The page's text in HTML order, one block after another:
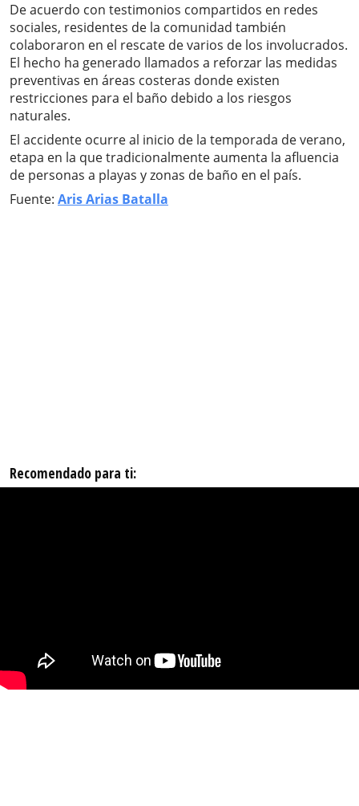
De acuerdo con testimonios compartidos en redes
sociales, residentes de la comunidad también
colaboraron en el rescate de varios de los involucrados.
El hecho ha generado llamados a reforzar las medidas
preventivas en áreas costeras donde existen
restricciones para el baño debido a los riesgos
naturales.
El accidente ocurre al inicio de la temporada de verano,
etapa en la que tradicionalmente aumenta la afluencia
de personas a playas y zonas de baño en el país.
Fuente: Aris Arias Batalla
Recomendado para ti: